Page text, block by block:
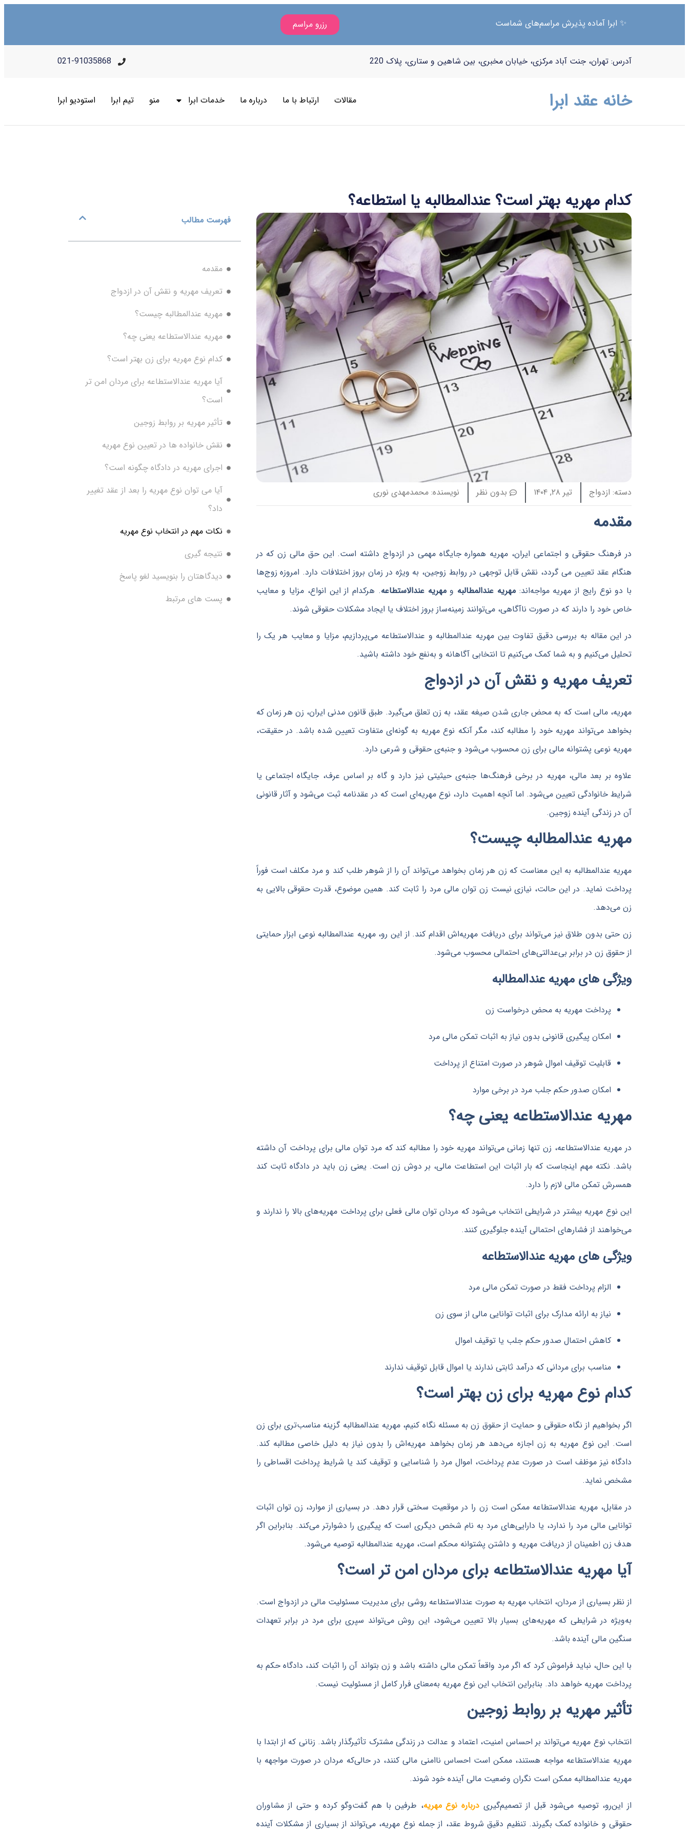
✨ ابرا آماده پذیرش مراسم‌های شماست رزرو مراسم
آدرس: تهران، جنت آباد مرکزی، خیابان مخبری، بین شاهین و ستاری، پلاک 220 021-91035868
خانه عقد ابرا مقالات ارتباط با ما درباره ما خدمات ابرا منو تیم ابرا استودیو ابرا
کدام مهریه بهتر است؟ عندالمطالبه یا استطاعه؟
دسته: ازدواج تیر ۲۸, ۱۴۰۴ بدون نظر نویسنده: محمدمهدی نوری
مقدمه
در فرهنگ حقوقی و اجتماعی ایران، مهریه همواره جایگاه مهمی در ازدواج داشته است. این حق مالی زن که در
هنگام عقد تعیین می گردد، نقش قابل توجهی در روابط زوجین، به ویژه در زمان بروز اختلافات دارد. امروزه زوج‌ها
با دو نوع رایج از مهریه مواجه‌اند:مهریه عندالمطالبه ومهریه عندالاستطاعه. هرکدام از این انواع، مزایا و معایب
خاص خود را دارند که در صورت ناآگاهی، می‌توانند زمینه‌ساز بروز اختلاف یا ایجاد مشکلات حقوقی شوند.
در این مقاله به بررسی دقیق تفاوت بین مهریه عندالمطالبه و عندالاستطاعه می‌پردازیم، مزایا و معایب هر یک را
تحلیل می‌کنیم و به شما کمک می‌کنیم تا انتخابی آگاهانه و به‌نفع خود داشته باشید.
تعریف مهریه و نقش آن در ازدواج
مهریه، مالی است که به محض جاری شدن صیغه عقد، به زن تعلق می‌گیرد. طبق قانون مدنی ایران، زن هر زمان که
بخواهد می‌تواند مهریه خود را مطالبه کند، مگر آنکه نوع مهریه به گونه‌ای متفاوت تعیین شده باشد. در حقیقت،
مهریه نوعی پشتوانه مالی برای زن محسوب می‌شود و جنبه‌ی حقوقی و شرعی دارد.
علاوه بر بعد مالی، مهریه در برخی فرهنگ‌ها جنبه‌ی حیثیتی نیز دارد و گاه بر اساس عرف، جایگاه اجتماعی یا
شرایط خانوادگی تعیین می‌شود. اما آنچه اهمیت دارد، نوع مهریه‌ای است که در عقدنامه ثبت می‌شود و آثار قانونی
آن در زندگی آینده زوجین.
مهریه عندالمطالبه چیست؟
مهریه عندالمطالبه به این معناست که زن هر زمان بخواهد می‌تواند آن را از شوهر طلب کند و مرد مکلف است فوراً
پرداخت نماید. در این حالت، نیازی نیست زن توان مالی مرد را ثابت کند. همین موضوع، قدرت حقوقی بالایی به
زن می‌دهد.
زن حتی بدون طلاق نیز می‌تواند برای دریافت مهریه‌اش اقدام کند. از این رو، مهریه عندالمطالبه نوعی ابزار حمایتی
از حقوق زن در برابر بی‌عدالتی‌های احتمالی محسوب می‌شود.
ویژگی های مهریه عندالمطالبه
پرداخت مهریه به محض درخواست زن
امکان پیگیری قانونی بدون نیاز به اثبات تمکن مالی مرد
قابلیت توقیف اموال شوهر در صورت امتناع از پرداخت
امکان صدور حکم جلب مرد در برخی موارد
مهریه عندالاستطاعه یعنی چه؟
در مهریه عندالاستطاعه، زن تنها زمانی می‌تواند مهریه خود را مطالبه کند که مرد توان مالی برای پرداخت آن داشته
باشد. نکته مهم اینجاست که بار اثبات این استطاعت مالی، بر دوش زن است. یعنی زن باید در دادگاه ثابت کند
همسرش تمکن مالی لازم را دارد.
این نوع مهریه بیشتر در شرایطی انتخاب می‌شود که مردان توان مالی فعلی برای پرداخت مهریه‌های بالا را ندارند و
می‌خواهند از فشارهای احتمالی آینده جلوگیری کنند.
ویژگی های مهریه عندالاستطاعه
الزام پرداخت فقط در صورت تمکن مالی مرد
نیاز به ارائه مدارک برای اثبات توانایی مالی از سوی زن
کاهش احتمال صدور حکم جلب یا توقیف اموال
مناسب برای مردانی که درآمد ثابتی ندارند یا اموال قابل توقیف ندارند
کدام نوع مهریه برای زن بهتر است؟
اگر بخواهیم از نگاه حقوقی و حمایت از حقوق زن به مسئله نگاه کنیم، مهریه عندالمطالبه گزینه‌ مناسب‌تری برای زن
است. این نوع مهریه به زن اجازه می‌دهد هر زمان بخواهد مهریه‌اش را بدون نیاز به دلیل خاصی مطالبه کند.
دادگاه نیز موظف است در صورت عدم پرداخت، اموال مرد را شناسایی و توقیف کند یا شرایط پرداخت اقساطی را
مشخص نماید.
در مقابل، مهریه عندالاستطاعه ممکن است زن را در موقعیت سختی قرار دهد. در بسیاری از موارد، زن توان اثبات
توانایی مالی مرد را ندارد، یا دارایی‌های مرد به نام شخص دیگری است که پیگیری را دشوارتر می‌کند. بنابراین اگر
هدف زن اطمینان از دریافت مهریه و داشتن پشتوانه محکم است، مهریه عندالمطالبه توصیه می‌شود.
آیا مهریه عندالاستطاعه برای مردان امن تر است؟
از نظر بسیاری از مردان، انتخاب مهریه به صورت عندالاستطاعه روشی برای مدیریت مسئولیت مالی در ازدواج است.
به‌ویژه در شرایطی که مهریه‌های بسیار بالا تعیین می‌شود، این روش می‌تواند سپری برای مرد در برابر تعهدات
سنگین مالی آینده باشد.
با این حال، نباید فراموش کرد که اگر مرد واقعاً تمکن مالی داشته باشد و زن بتواند آن را اثبات کند، دادگاه حکم به
پرداخت مهریه خواهد داد. بنابراین انتخاب این نوع مهریه به‌معنای فرار کامل از مسئولیت نیست.
تأثیر مهریه بر روابط زوجین
انتخاب نوع مهریه می‌تواند بر احساس امنیت، اعتماد و عدالت در زندگی مشترک تأثیرگذار باشد. زنانی که از ابتدا با
مهریه عندالاستطاعه مواجه هستند، ممکن است احساس ناامنی مالی کنند، در حالی‌که مردان در صورت مواجهه با
مهریه عندالمطالبه ممکن است نگران وضعیت مالی آینده خود شوند.
از این‌رو، توصیه می‌شود قبل از تصمیم‌گیریدرباره نوع مهریه، طرفین با هم گفت‌وگو کرده و حتی از مشاوران
حقوقی و خانواده کمک بگیرند. تنظیم دقیق شروط عقد، از جمله نوع مهریه، می‌تواند از بسیاری از مشکلات آینده
فهرست مطالب
مقدمه
تعریف مهریه و نقش آن در ازدواج
مهریه عندالمطالبه چیست؟
مهریه عندالاستطاعه یعنی چه؟
کدام نوع مهریه برای زن بهتر است؟
آیا مهریه عندالاستطاعه برای مردان امن تر
است؟
تأثیر مهریه بر روابط زوجین
نقش خانواده ها در تعیین نوع مهریه
اجرای مهریه در دادگاه چگونه است؟
آیا می توان نوع مهریه را بعد از عقد تغییر
داد؟
نکات مهم در انتخاب نوع مهریه
نتیجه گیری
دیدگاهتان را بنویسید لغو پاسخ
پست های مرتبط